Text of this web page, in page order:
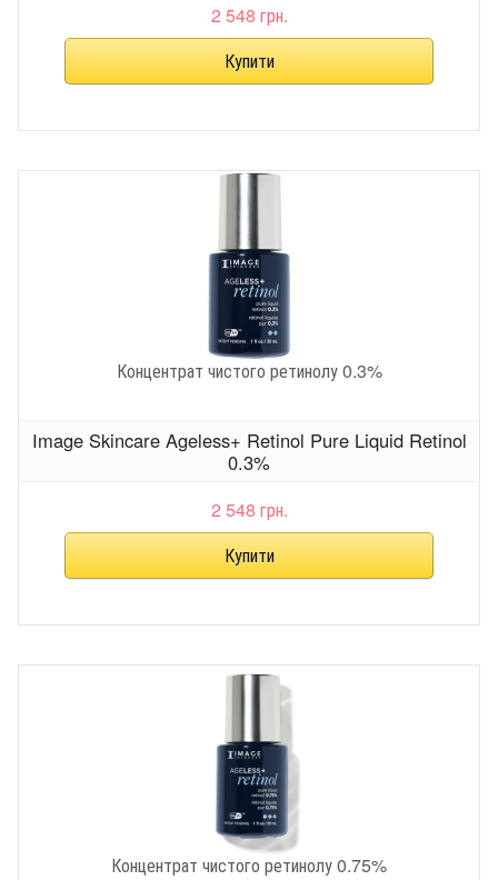
2 548 грн.
Концентрат чистого ретинолу 0.3%
Image Skincare Ageless+ Retinol Pure Liquid Retinol
0.3%
2 548 грн.
Концентрат чистого ретинолу 0.75%